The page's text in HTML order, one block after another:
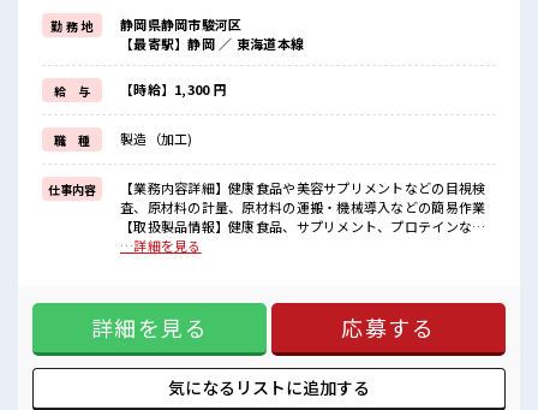
週末は家族や友人と一緒にプライベート満喫！
≪髪色自由で自分らしく働く≫
明るすぎたり奇抜でなければ基本的に自由！
(規定有)≪動きやすい制服アリ≫
制服があるので、
毎日の服装の悩み解消♪
≪初めての仕事だけど自分にもできそう≫
新しいことにチャレンジするのは不安だけど、
しっかり働く環境が整っています！
イチからスキルUP・ステップUP目指していきましょう！
■職場の雰囲気
髪型にこだわりのあるアナタは必見！
職場にはロッカー完備！
私物の置きすぎには注意が必要ですね★
程よく残業あり！
勤 務 地
静岡県静岡市駿河区
【最寄駅】静岡 ／ 東海道本線
給 与 【時給】1,300 円
職 種 製造（加工)
仕事内容
【業務内容詳細】健康食品や美容サプリメントなどの目視検
査、原材料の計量、原材料の運搬・機械導入などの簡易作業
【取扱製品情報】健康食品、サプリメント、プロテインな
ど。 ■お仕事PR ≪適度な残業でお給料UP≫ 残業は月20時間
≫ 明るすぎたり奇抜でなければ基本的に自由！ (規定有)≪動
きやすい制服アリ≫ 制服があるので、 毎日の服装の悩み解消
♪ ≪初めての仕事だけど自分にもできそう≫ 新しいことにチ
ャレンジするのは不安だけど、 しっかり働く環境が整ってい
ます！ イチからスキルUP・ステップUP目指していきましょ
…詳細を見る
詳細を見る 応募する
気になるリストに追加する